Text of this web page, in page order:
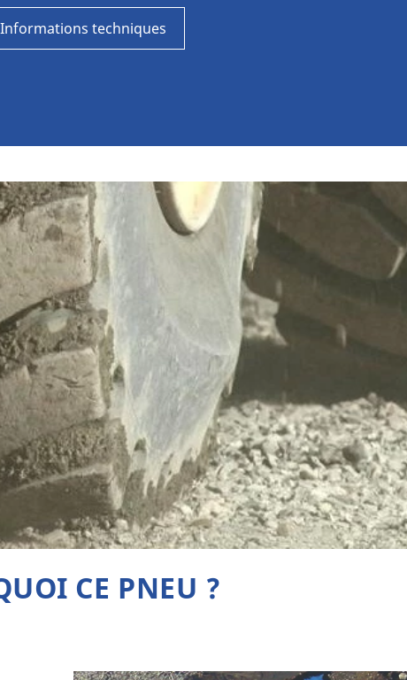
Informations techniques
CE PNEU ?